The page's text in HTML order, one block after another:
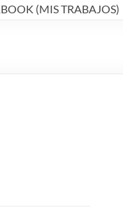
(MIS TRABAJOS)